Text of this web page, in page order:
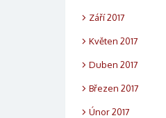
Září 2017
Květen 2017
Duben 2017
Březen 2017
Únor 2017